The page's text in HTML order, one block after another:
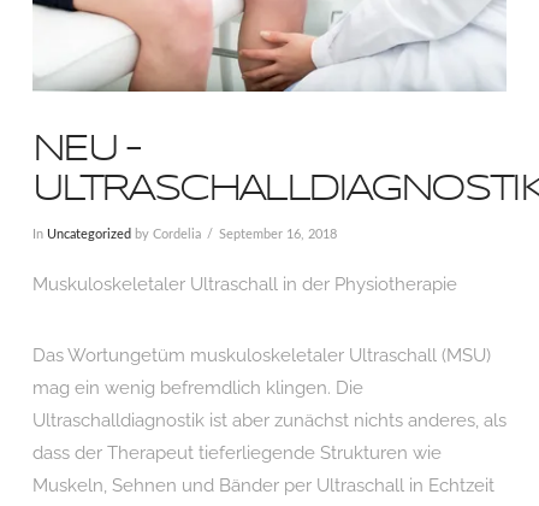
NEU –
In Uncategorized by Cordelia September 16, 2018
Muskuloskeletaler Ultraschall in der Physiotherapie
Das Wortungetüm muskuloskeletaler Ultraschall (MSU)
mag ein wenig befremdlich klingen. Die
Ultraschalldiagnostik ist aber zunächst nichts anderes, als
dass der Therapeut tieferliegende Strukturen wie
Muskeln, Sehnen und Bänder per Ultraschall in Echtzeit